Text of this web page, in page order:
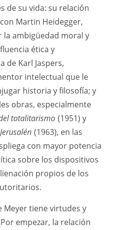
de su vida: su relación
Martin Heidegger,
la ambigüedad moral y
ética y
de Karl Jaspers,
intelectual que le
historia y filosofía; y
obras, especialmente
totalitarismo (1951) y
(1963), en las
con mayor potencia
sobre los dispositivos
propios de los
Meyer tiene virtudes y
empezar, la relación